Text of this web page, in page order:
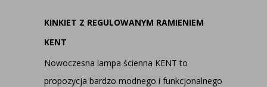
KINKIET Z REGULOWANYM RAMIENIEM
KENT
Nowoczesna lampa ścienna KENT to
propozycja bardzo modnego i funkcjonalnego